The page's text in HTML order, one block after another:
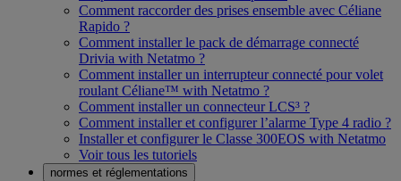
Comment raccorder des prises ensemble avec Céliane
Rapido ?
Comment installer le pack de démarrage connecté
Drivia with Netatmo ?
Comment installer un interrupteur connecté pour volet
roulant Céliane™ with Netatmo ?
Comment installer un connecteur LCS³ ?
Comment installer et configurer l’alarme Type 4 radio ?
Installer et configurer le Classe 300EOS with Netatmo
Voir tous les tutoriels
normes et réglementations